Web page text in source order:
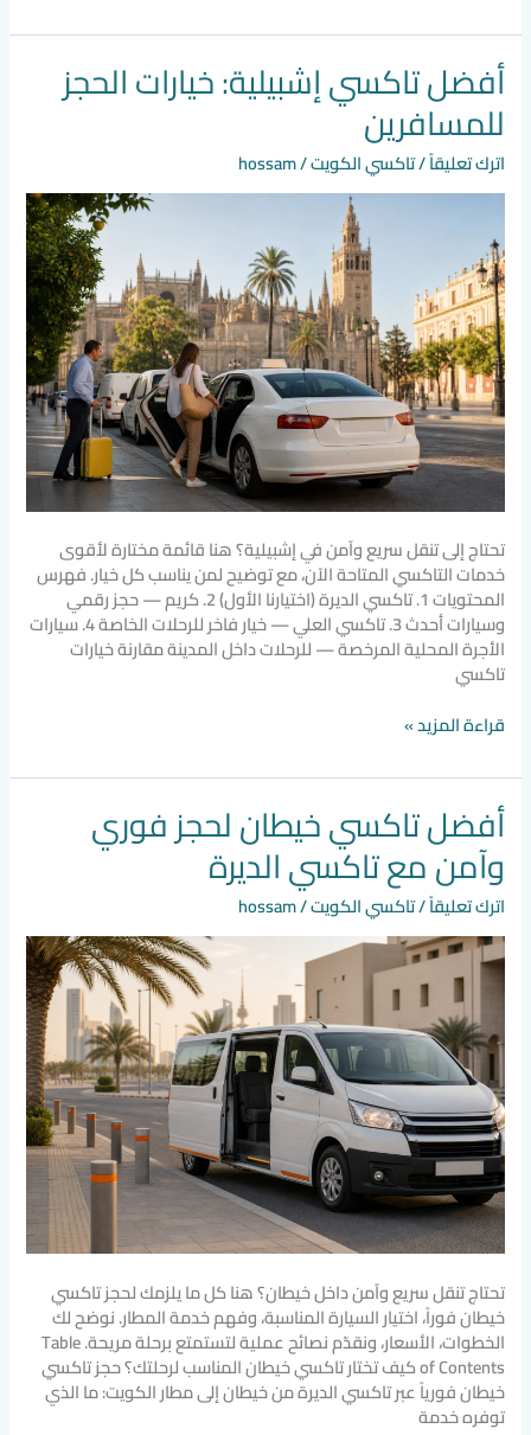
أفضل تاكسي إشبيلية: خيارات الحجز
للمسافرين
اترك تعليقاً/تاكسي الكويت/
hossam
تحتاج إلى تنقل سريع وآمن في إشبيلية؟ هنا قائمة مختارة لأقوى
خدمات التاكسي المتاحة الآن، مع توضيح لمن يناسب كل خيار. فهرس
المحتويات 1. تاكسي الديرة (اختيارنا الأول) 2. كريم — حجز رقمي
وسيارات أحدث 3. تاكسي العلي — خيار فاخر للرحلات الخاصة 4. سيارات
الأجرة المحلية المرخصة — للرحلات داخل المدينة مقارنة خيارات
تاكسي
أفضل
تاكسي
إشبيلية:
الحجز
للمسافرين
قراءة المزيد »
أفضل تاكسي خيطان لحجز فوري
وآمن مع تاكسي الديرة
اترك تعليقاً/تاكسي الكويت/
hossam
تحتاج تنقل سريع وآمن داخل خيطان؟ هنا كل ما يلزمك لحجز تاكسي
خيطان فوراً، اختيار السيارة المناسبة، وفهم خدمة المطار. نوضح لك
الخطوات، الأسعار، ونقدّم نصائح عملية لتستمتع برحلة مريحة. Table
of Contents كيف تختار تاكسي خيطان المناسب لرحلتك؟ حجز تاكسي
خيطان فورياً عبر تاكسي الديرة من خيطان إلى مطار الكويت: ما الذي
توفره خدمة
أفضل
تاكسي
خيطان
لحجز
فوري
وآمن
مع
تاكسي
الديرة